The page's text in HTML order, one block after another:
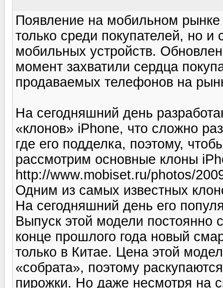
Появление на мобильном
только среди покупателей, но и
мобильных устройств.
момент захватили сердца
продаваемых телефонов на
На сегодняшний день
«клонов» iPhone, что сложно
где его подделка, поэтому,
рассмотрим основные клоны
http://www.mobiset.ru/photos/
Одним из самых известных
На сегодняшний день его
Выпуск этой модели
конце прошлого года новый
только в Китае. Цена этой
«собрата», поэтому
пирожки. Но даже несмотря на